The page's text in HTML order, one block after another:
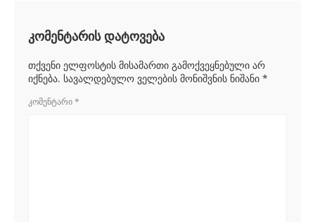
კომენტარის დატოვება
თქვენი ელფოსტის მისამართი გამოქვეყნებული არ
იქნება. სავალდებულო ველების მონიშვნის ნიშანი *
ᲙᲝᲛᲔᲜᲢᲐᲠᲘ*